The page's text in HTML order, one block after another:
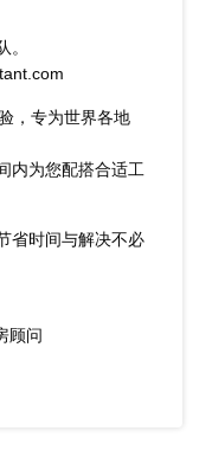
。
，专为世界各地
内为您配搭合适工
省时间与解决不必
顾问